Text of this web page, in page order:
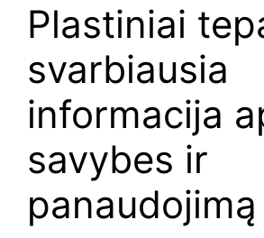
Plastiniai
svarbiausia
informacija
savybes ir
panaudojimą